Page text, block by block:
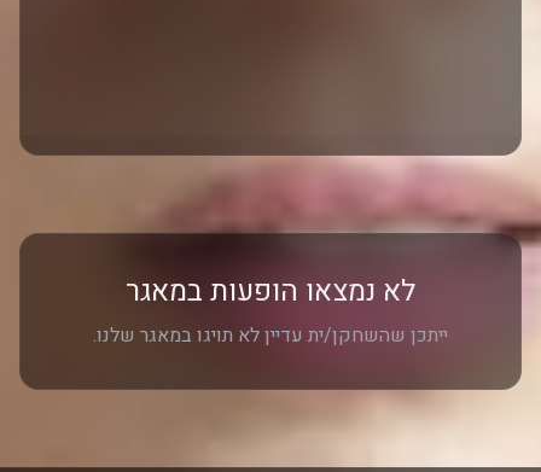
לא נמצאו הופעות במאגר
ייתכן שהשחקן/ית עדיין לא תויגו במאגר שלנו.